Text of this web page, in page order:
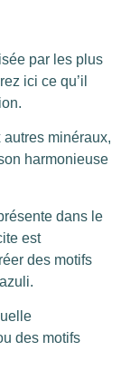
par les plus
ici ce qu’il
autres minéraux,
harmonieuse
dans le
est
des motifs
des motifs